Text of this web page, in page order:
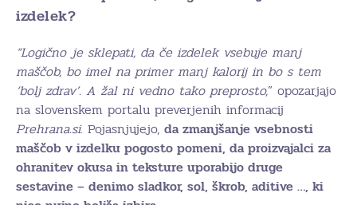
izdelek?
“Logično je sklepati, da če izdelek vsebuje manj
maščob, bo imel na primer manj kalorij in bo s tem
‘bolj zdrav’. A žal ni vedno tako preprosto,” opozarjajo
na slovenskem portalu preverjenih informacij
Prehrana.si. Pojasnjujejo, da zmanjšanje vsebnosti
maščob v izdelku pogosto pomeni, da proizvajalci za
ohranitev okusa in teksture uporabijo druge
sestavine – denimo sladkor, sol, škrob, aditive …, ki